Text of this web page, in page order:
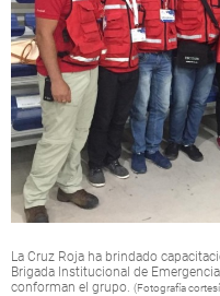
La Cruz Roja ha brindado
Brigada Institucional de
conforman el grupo. (Fotografía